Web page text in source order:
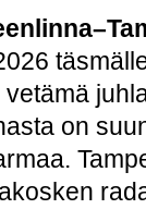
vetämä
on